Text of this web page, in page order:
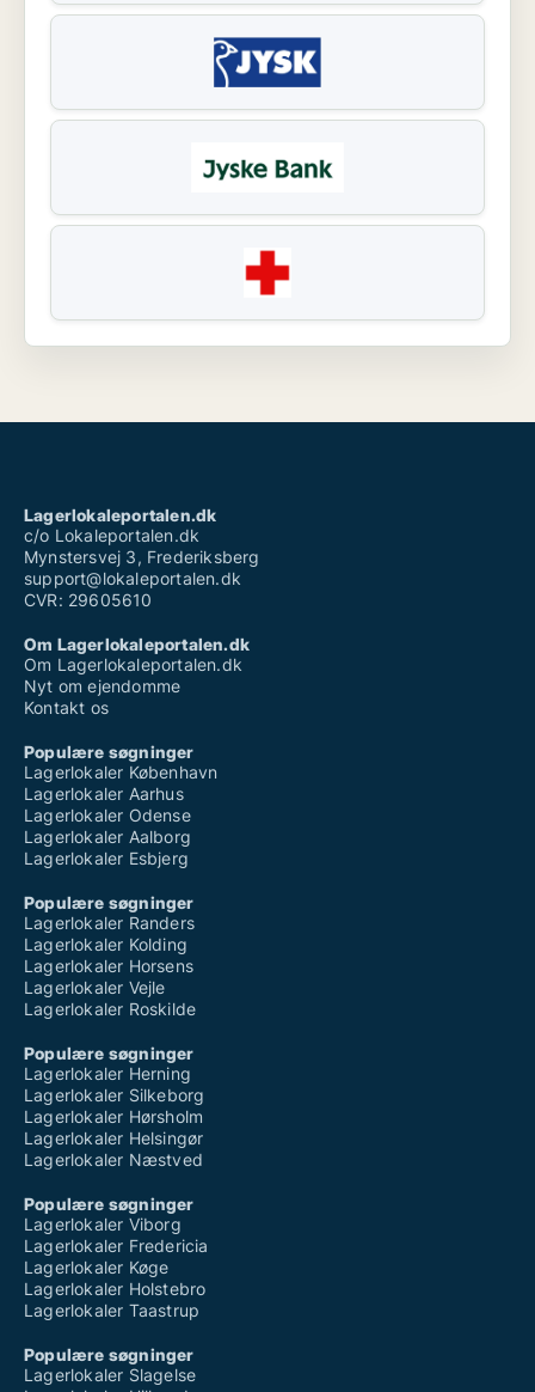
Lagerlokaleportalen.dk
c/o Lokaleportalen.dk
Mynstersvej 3, Frederiksberg
support@lokaleportalen.dk
CVR: 29605610
Om Lagerlokaleportalen.dk
Om Lagerlokaleportalen.dk
Nyt om ejendomme
Kontakt os
Populære søgninger
Lagerlokaler København
Lagerlokaler Aarhus
Lagerlokaler Odense
Lagerlokaler Aalborg
Lagerlokaler Esbjerg
Populære søgninger
Lagerlokaler Randers
Lagerlokaler Kolding
Lagerlokaler Horsens
Lagerlokaler Vejle
Lagerlokaler Roskilde
Populære søgninger
Lagerlokaler Herning
Lagerlokaler Silkeborg
Lagerlokaler Hørsholm
Lagerlokaler Helsingør
Lagerlokaler Næstved
Populære søgninger
Lagerlokaler Viborg
Lagerlokaler Fredericia
Lagerlokaler Køge
Lagerlokaler Holstebro
Lagerlokaler Taastrup
Populære søgninger
Lagerlokaler Slagelse